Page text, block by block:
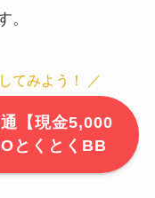
。
してみよう！ ／
【現金5,000
とくとくBB